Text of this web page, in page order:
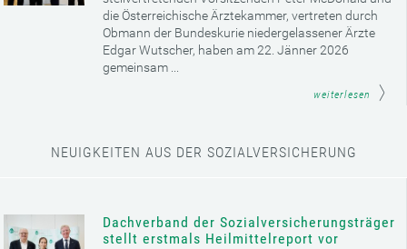
die Österreichische Ärztekammer, vertreten durch
Obmann der Bundeskurie niedergelassener Ärzte
Edgar Wutscher, haben am 22. Jänner 2026
gemeinsam ...
weiterlesen
NEUIGKEITEN AUS DER SOZIALVERSICHERUNG
Dachverband der Sozialversicherungsträger
stellt erstmals Heilmittelreport vor